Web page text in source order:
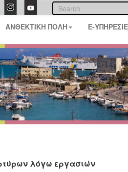
ΑΝΘΕΚΤΙΚΗ ΠΟΛΗ E-
λόγω εργασιών